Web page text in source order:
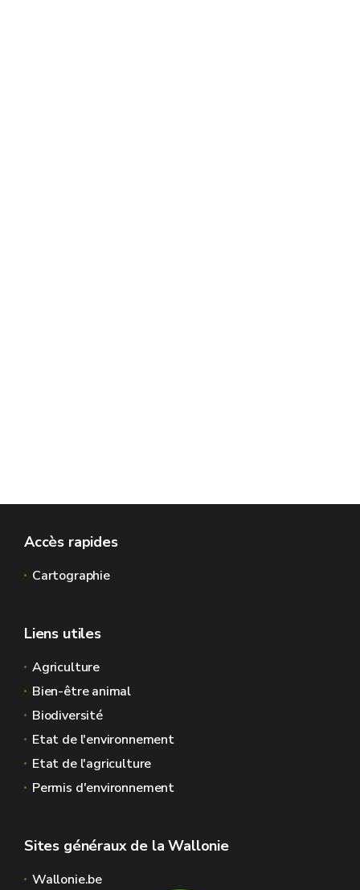
Accès rapides
Cartographie
Liens utiles
Agriculture
Bien-être animal
Biodiversité
Etat de l'environnement
Etat de l'agriculture
Permis d'environnement
Sites généraux de la Wallonie
Wallonie.be